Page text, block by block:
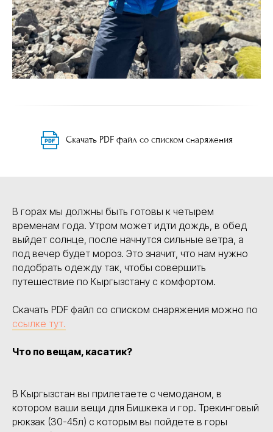
Скачать PDF файл со списком снаряжения
В горах мы должны быть готовы к четырем
временам года. Утром может идти дождь, в обед
выйдет солнце, после начнутся сильные ветра, а
под вечер будет мороз. Это значит, что нам нужно
подобрать одежду так, чтобы совершить
путешествие по Кыргызстану с комфортом.
Скачать PDF файл со списком снаряжения можно по
ссылке тут.
Что по вещам, касатик?
В Кыргызстан вы прилетаете с чемоданом, в
котором ваши вещи для Бишкека и гор. Трекинговый
рюкзак (30-45л) с которым вы пойдете в горы